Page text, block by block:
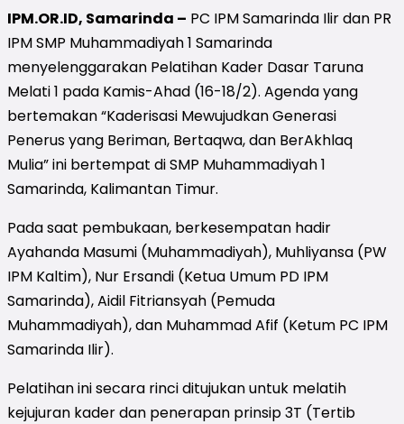
IPM.OR.ID, Samarinda – PC IPM Samarinda Ilir dan PR
IPM SMP Muhammadiyah 1 Samarinda
menyelenggarakan Pelatihan Kader Dasar Taruna
Melati 1 pada Kamis-Ahad (16-18/2). Agenda yang
bertemakan “Kaderisasi Mewujudkan Generasi
Penerus yang Beriman, Bertaqwa, dan BerAkhlaq
Mulia” ini bertempat di SMP Muhammadiyah 1
Samarinda, Kalimantan Timur.
Pada saat pembukaan, berkesempatan hadir
Ayahanda Masumi (Muhammadiyah), Muhliyansa (PW
IPM Kaltim), Nur Ersandi (Ketua Umum PD IPM
Samarinda), Aidil Fitriansyah (Pemuda
Muhammadiyah), dan Muhammad Afif (Ketum PC IPM
Samarinda Ilir).
Pelatihan ini secara rinci ditujukan untuk melatih
kejujuran kader dan penerapan prinsip 3T (Tertib